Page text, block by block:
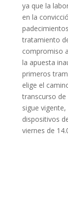
ya que la
en la
tratamiento
compromiso
la apuesta
primeros
elige el
transcurso de
sigue
dispositivos
viernes de